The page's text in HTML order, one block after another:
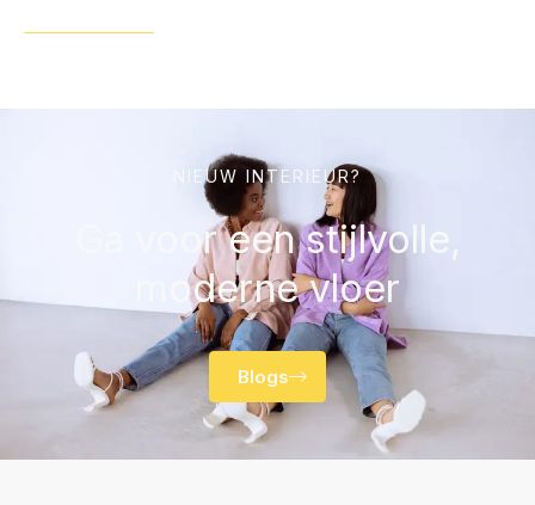
NIEUW INTERIEUR?
Ga voor een stijlvolle,
moderne vloer
Blogs